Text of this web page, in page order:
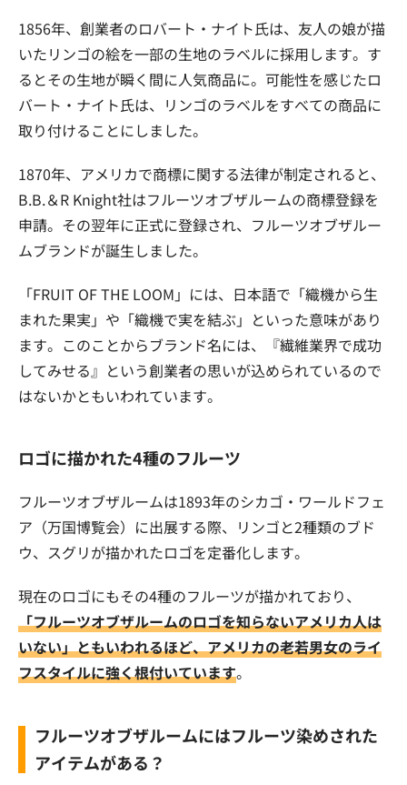
1856年、創業者のロバート・ナイト氏は、友人の娘が描
いたリンゴの絵を一部の生地のラベルに採用します。す
るとその生地が瞬く間に人気商品に。可能性を感じたロ
バート・ナイト氏は、リンゴのラベルをすべての商品に
取り付けることにしました。
1870年、アメリカで商標に関する法律が制定されると、
B.B.＆R Knight社はフルーツオブザルームの商標登録を
申請。その翌年に正式に登録され、フルーツオブザルー
ムブランドが誕生しました。
「FRUIT OF THE LOOM」には、日本語で「織機から生
まれた果実」や「織機で実を結ぶ」といった意味があり
ます。このことからブランド名には、『繊維業界で成功
してみせる』という創業者の思いが込められているので
はないかともいわれています。
ロゴに描かれた4種のフルーツ
フルーツオブザルームは1893年のシカゴ・ワールドフェ
ア（万国博覧会）に出展する際、リンゴと2種類のブド
ウ、スグリが描かれたロゴを定番化します。
現在のロゴにもその4種のフルーツが描かれており、
「フルーツオブザルームのロゴを知らないアメリカ人は
いない」ともいわれるほど、アメリカの老若男女のライ
フスタイルに強く根付いています。
フルーツオブザルームにはフルーツ染めされた
アイテムがある？